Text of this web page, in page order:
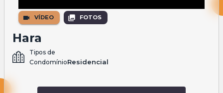
VÍDEO FOTOS
Hara
Tipos de
CondomínioResidencial